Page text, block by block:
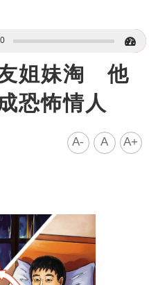
姐妹淘 他
恐怖情人
A- A A+